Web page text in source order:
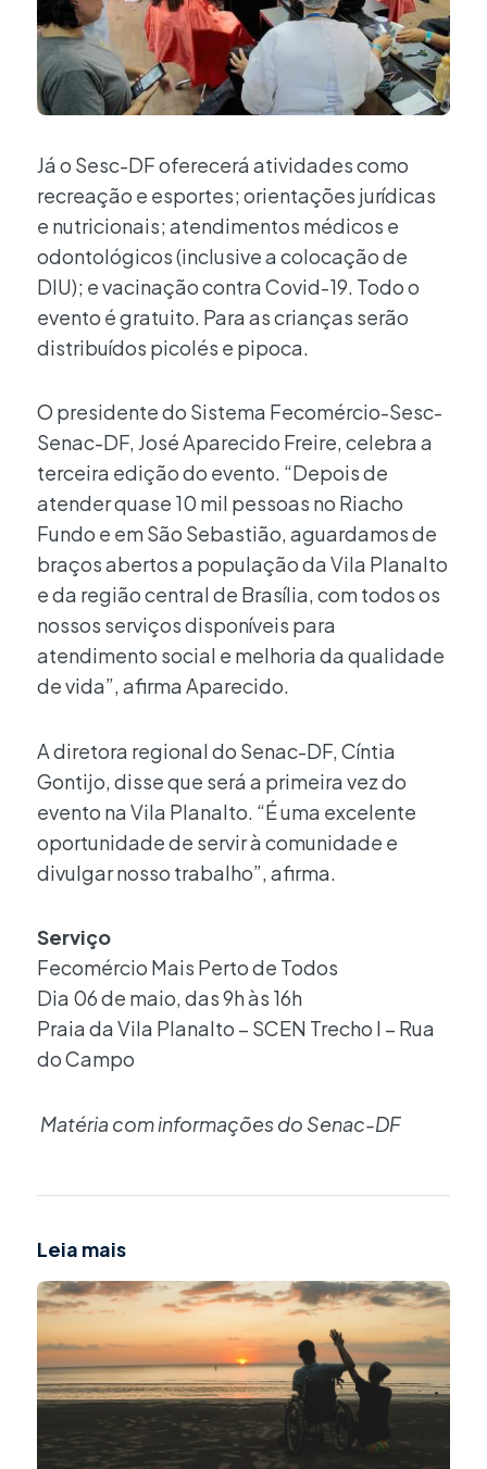
Já o Sesc-DF oferecerá atividades como
recreação e esportes; orientações jurídicas
e nutricionais; atendimentos médicos e
odontológicos (inclusive a colocação de
DIU); e vacinação contra Covid-19. Todo o
evento é gratuito. Para as crianças serão
distribuídos picolés e pipoca.
O presidente do Sistema Fecomércio-Sesc-
Senac-DF, José Aparecido Freire, celebra a
terceira edição do evento. “Depois de
atender quase 10 mil pessoas no Riacho
Fundo e em São Sebastião, aguardamos de
braços abertos a população da Vila Planalto
e da região central de Brasília, com todos os
nossos serviços disponíveis para
atendimento social e melhoria da qualidade
de vida”, afirma Aparecido.
A diretora regional do Senac-DF, Cíntia
Gontijo, disse que será a primeira vez do
evento na Vila Planalto. “É uma excelente
oportunidade de servir à comunidade e
divulgar nosso trabalho”, afirma.
Serviço
Fecomércio Mais Perto de Todos
Dia 06 de maio, das 9h às 16h
Praia da Vila Planalto – SCEN Trecho I – Rua
do Campo
Matéria com informações do Senac-DF
Leia mais